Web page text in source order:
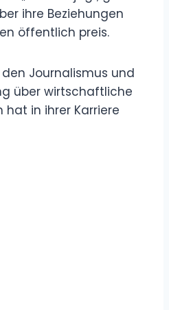
ihre Beziehungen
öffentlich preis.
Journalismus und
über wirtschaftliche
hat in ihrer Karriere